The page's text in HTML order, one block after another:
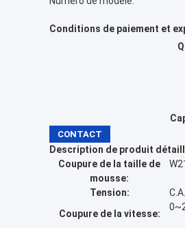
Conditions de paiement et
CONTACT
Description de produit
Coupure de la taille de
mousse:
Tension:
Coupure de la vitesse: